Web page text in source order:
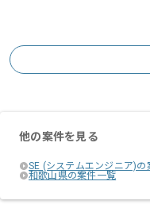
他の案件を見る
SE (システムエンジニア)の
和歌山県の案件一覧